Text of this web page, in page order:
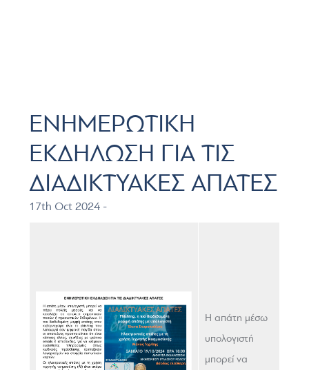
ΕΝΗΜΕΡΩΤΙΚΗ
ΕΚΔΗΛΩΣΗ ΓΙΑ ΤΙΣ
ΔΙΑΔΙΚΤΥΑΚΕΣ ΑΠΑΤΕΣ
17th Oct 2024 -
Η απάτη μέσω
υπολογιστή
μπορεί να